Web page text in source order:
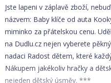
Jste lapeni v záplavě zboží,
názvem: Baby klíče od auta
miminko za přátelskou cenu.
na Dudlu.cz nejen vyberete
nadaci Radost dětem, které
Nákupem jakékoliv hračky a
nejeden dětský úsměv. ***